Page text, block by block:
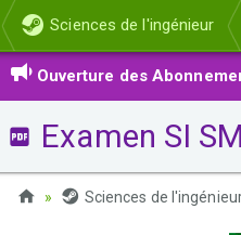
Sciences de l'ingénieur
Ouverture des
Examen SI
Sciences de